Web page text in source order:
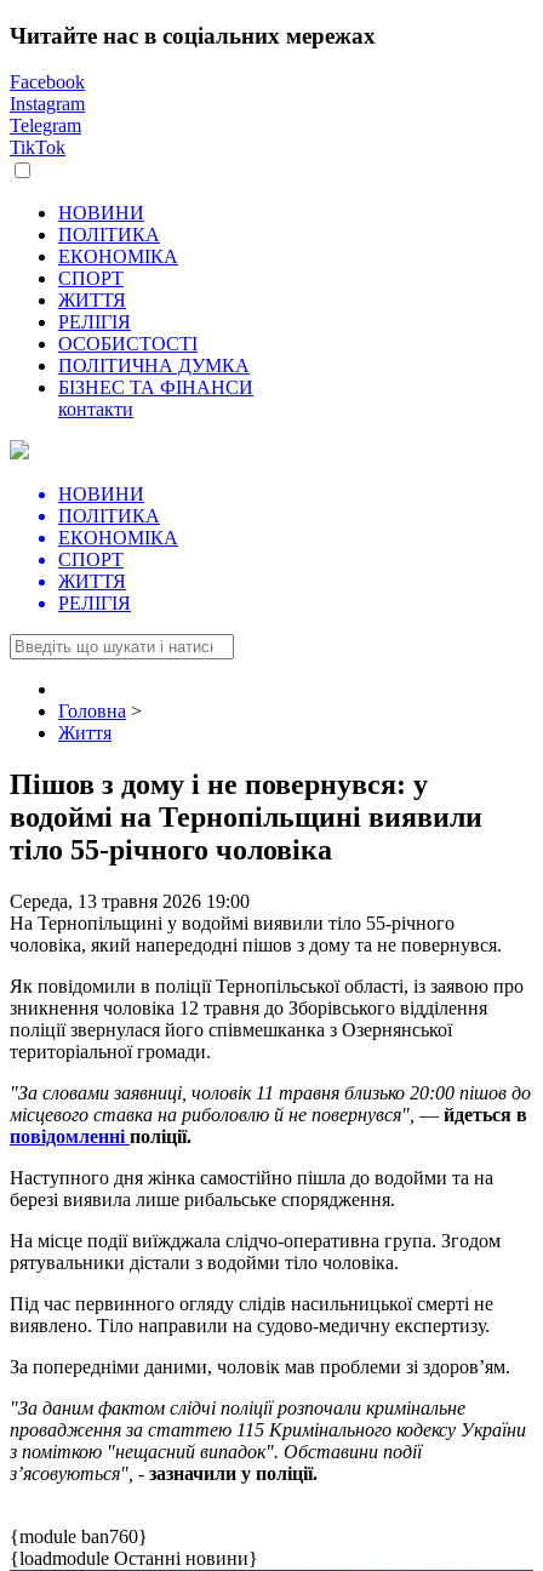
Читайте нас в соціальних мережах
Facebook
Instagram
Telegram
TikTok
НОВИНИ
ПОЛІТИКА
ЕКОНОМІКА
СПОРТ
ЖИТТЯ
РЕЛІГІЯ
ОСОБИСТОСТІ
ПОЛІТИЧНА ДУМКА
БІЗНЕС ТА ФІНАНСИ
контакти
НОВИНИ
ПОЛІТИКА
ЕКОНОМІКА
СПОРТ
ЖИТТЯ
РЕЛІГІЯ
Головна >
Життя
Пішов з дому і не повернувся: у
водоймі на Тернопільщині виявили
тіло 55-річного чоловіка
Середа, 13 травня 2026 19:00
На Тернопільщині у водоймі виявили тіло 55-річного
чоловіка, який напередодні пішов з дому та не повернувся.
Як повідомили в поліції Тернопільської області, із заявою про
зникнення чоловіка 12 травня до Зборівського відділення
поліції звернулася його співмешканка з Озернянської
територіальної громади.
"За словами заявниці, чоловік 11 травня близько 20:00 пішов до
місцевого ставка на риболовлю й не повернувся", — йдеться в
повідомленні поліції.
Наступного дня жінка самостійно пішла до водойми та на
березі виявила лише рибальське спорядження.
На місце події виїжджала слідчо-оперативна група. Згодом
рятувальники дістали з водойми тіло чоловіка.
Під час первинного огляду слідів насильницької смерті не
виявлено. Тіло направили на судово-медичну експертизу.
За попередніми даними, чоловік мав проблеми зі здоров’ям.
"За даним фактом слідчі поліції розпочали кримінальне
провадження за статтею 115 Кримінального кодексу України
з поміткою "нещасний випадок". Обставини події
з’ясовуються", - зазначили у поліції.
{module ban760}
{loadmodule Останні новини}